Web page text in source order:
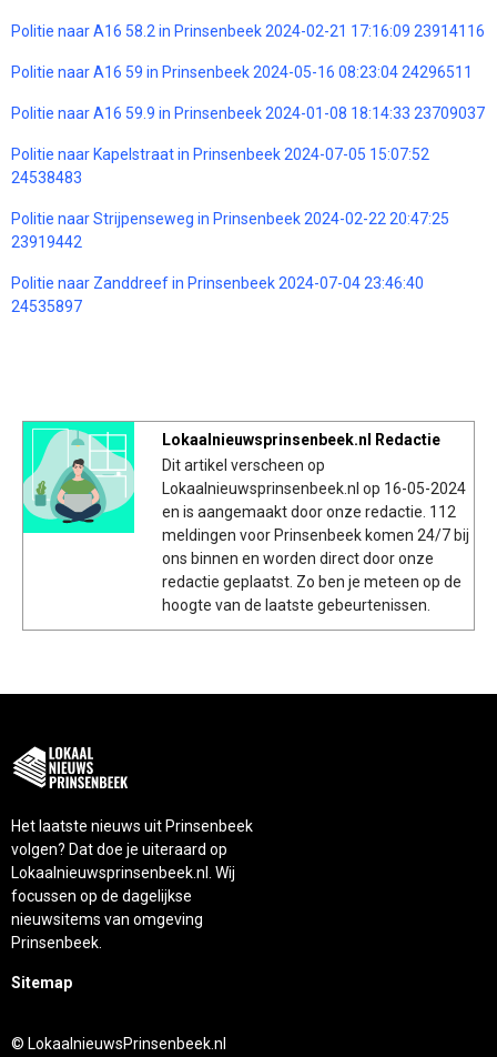
Politie naar A16 58.2 in Prinsenbeek 2024-02-21 17:16:09 23914116
Politie naar A16 59 in Prinsenbeek 2024-05-16 08:23:04 24296511
Politie naar A16 59.9 in Prinsenbeek 2024-01-08 18:14:33 23709037
Politie naar Kapelstraat in Prinsenbeek 2024-07-05 15:07:52
24538483
Politie naar Strijpenseweg in Prinsenbeek 2024-02-22 20:47:25
23919442
Politie naar Zanddreef in Prinsenbeek 2024-07-04 23:46:40
24535897
Lokaalnieuwsprinsenbeek.nl Redactie
Dit artikel verscheen op
Lokaalnieuwsprinsenbeek.nl op 16-05-2024
en is aangemaakt door onze redactie. 112
meldingen voor Prinsenbeek komen 24/7 bij
ons binnen en worden direct door onze
redactie geplaatst. Zo ben je meteen op de
hoogte van de laatste gebeurtenissen.
Het laatste nieuws uit Prinsenbeek
volgen? Dat doe je uiteraard op
Lokaalnieuwsprinsenbeek.nl. Wij
focussen op de dagelijkse
nieuwsitems van omgeving
Prinsenbeek.
Sitemap
© LokaalnieuwsPrinsenbeek.nl